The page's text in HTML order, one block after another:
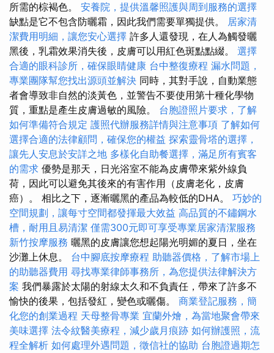
所需的棕褐色。 安養院，提供溫馨照護與周到服務的選擇
缺點是它不包含防曬霜，因此我們需要單獨提供。 居家清
潔費用明細，讓您安心選擇 許多人還發現，在人為觸發曬
黑後，乳霜效果消失後，皮膚可以用紅色斑點點綴。 選擇
合適的眼科診所，確保眼睛健康 台中整復療程 漏水問題，
專業團隊幫您找出源頭並解決 同時，其對手說，自動業態
者會導致非自然的淡黃色，並警告不要使用第十種化學物
質，重點是產生皮膚過敏的風險。 台胞證照片要求，了解
如何準備符合規定 護照代辦服務詳情與注意事項 了解如何
選擇合適的法律顧問，確保您的權益 探索靈骨塔的選擇，
讓先人安息於安詳之地 多樣化自助餐選擇，滿足所有賓客
的需求 優勢是那天，日光浴室不能為皮膚帶來紫外線負
荷，因此可以避免其後來的有害作用（皮膚老化，皮膚
癌）。 相比之下，逐漸曬黑的產品為較低的DHA。 巧妙的
空間規劃，讓每寸空間都發揮最大效益 高品質的不鏽鋼水
槽，耐用且易清潔 僅需300元即可享受專業居家清潔服務
新竹按摩服務 曬黑的皮膚讓您想起陽光明媚的夏日，坐在
沙灘上休息。 台中腳底按摩療程 助聽器價格，了解市場上
的助聽器費用 尋找專業律師事務所，為您提供法律解決方
案 我們暴露於太陽的射線太久和不負責任，帶來了許多不
愉快的後果，包括發紅，變色或曬傷。 商業登記服務，簡
化您的創業過程 天母整骨專業 宜蘭外燴，為當地聚會帶來
美味選擇 法令紋醫美療程，減少歲月痕跡 如何辦護照，流
程全解析 如何處理外遇問題，徵信社的協助 台胞證過期怎